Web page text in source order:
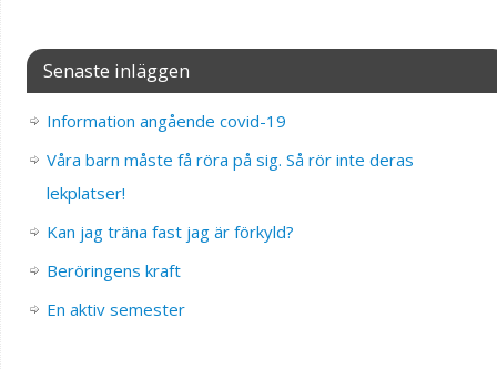
Senaste inläggen
Information angående covid-19
Våra barn måste få röra på sig. Så rör inte deras
lekplatser!
Kan jag träna fast jag är förkyld?
Beröringens kraft
En aktiv semester